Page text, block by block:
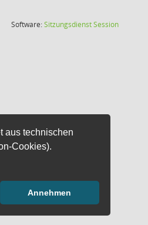
aus technischen
Cookies).
Annehmen
Software:SitzungsdienstSession(Wird in